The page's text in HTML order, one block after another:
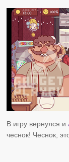
В игру вернулся и
чеснок! Чеснок,